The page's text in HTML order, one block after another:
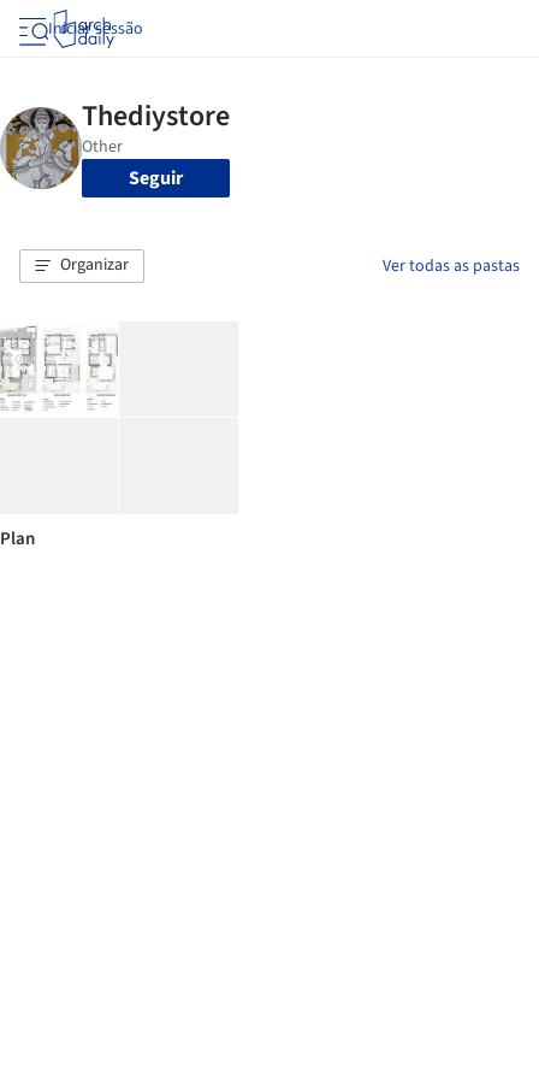
Iniciar sessão
Seguir
Organizar Ver todas as pastas
Plan